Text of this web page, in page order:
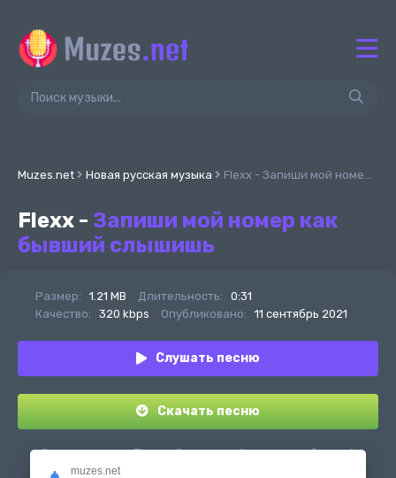
Muzes.net Новая русская музыка Flexx - Запиши мой номер как бывший слышишь
Flexx - Запиши мой номер как
бывший слышишь
Размер: 1.21 MB Длительность:
0:31
Качество:
320 kbps Опубликовано: 11 сентябрь 2021
Слушать песню
Скачать песню
Скачать песню Flexx - Запиши мой номер как бывший
слышишь в mp3 или слушать онлайн бесплатно
muzes.net